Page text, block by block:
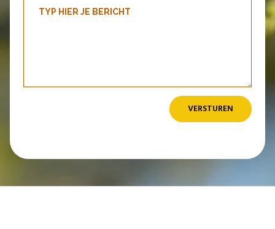
VERSTUREN